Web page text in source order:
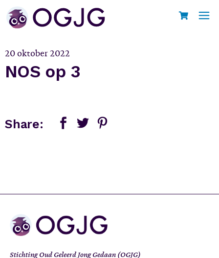
theHome NOS op 3
20 oktober 2022
NOS op 3
Share:
Stichting Oud Geleerd Jong Gedaan (OGJG)